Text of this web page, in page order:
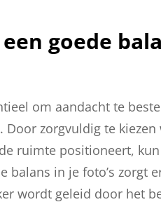
goede
om aandacht te
Door zorgvuldig te kiezen
ruimte positioneert,
balans in je foto’s zorgt
wordt geleid door het